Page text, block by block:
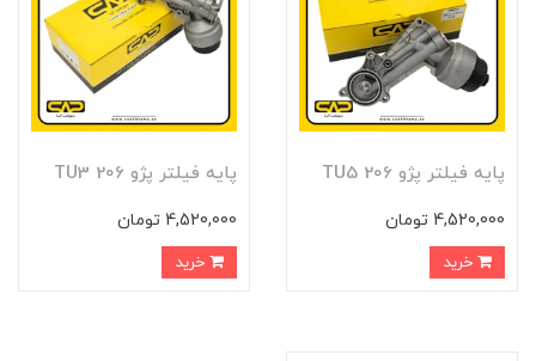
پايه فيلتر پژو 206 TU5
4,520,000 تومان
پايه فيلتر پژو 206 TU3
4,520,000 تومان